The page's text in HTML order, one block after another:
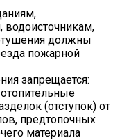
должны
пожарной
запрещается:
(отступок) от
предтопочных
материала